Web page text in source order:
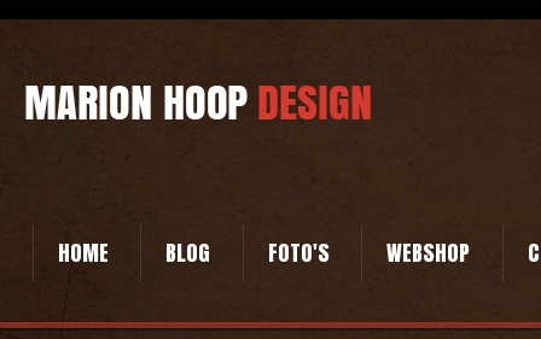
HOME BLOG FOTO'S WEBSHOP